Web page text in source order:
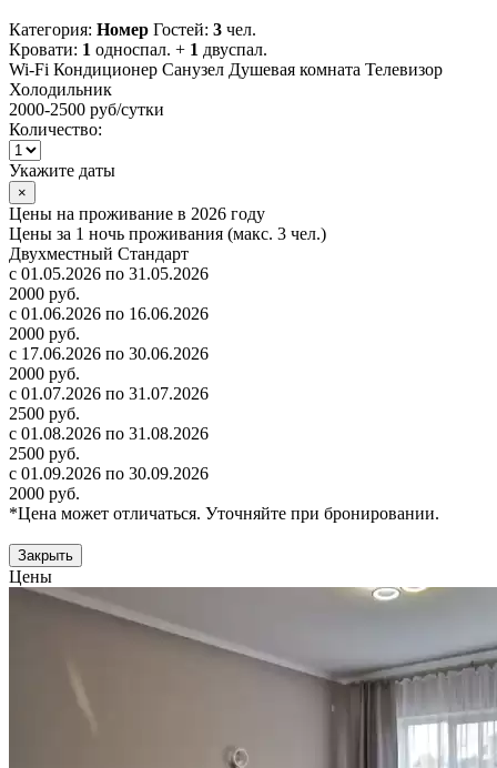
Категория: Номер Гостей: 3 чел.
Кровати: 1 односпал. + 1 двуспал.
Wi-Fi Кондиционер Санузел Душевая комната Телевизор
Холодильник
2000-2500 руб/сутки
Количество:
Укажите даты
×
Цены на проживание в 2026 году
Цены за 1 ночь проживания (макс. 3 чел.)
Двухместный Стандарт
с 01.05.2026 по 31.05.2026
2000 руб.
с 01.06.2026 по 16.06.2026
2000 руб.
с 17.06.2026 по 30.06.2026
2000 руб.
с 01.07.2026 по 31.07.2026
2500 руб.
с 01.08.2026 по 31.08.2026
2500 руб.
с 01.09.2026 по 30.09.2026
2000 руб.
*Цена может отличаться. Уточняйте при бронировании.
Закрыть
Цены